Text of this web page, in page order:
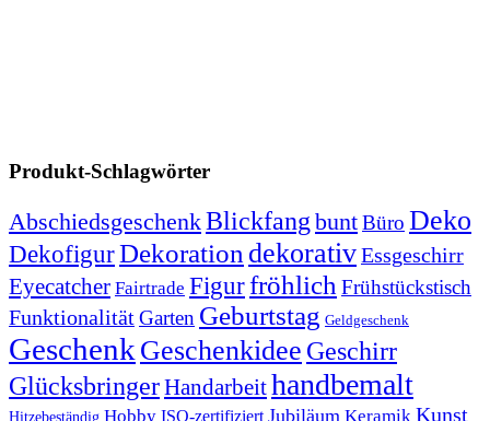
Produkt-Schlagwörter
AbschiedsgeschenkBlickfang buntBüro Deko
DekofigurDekoration dekorativEssgeschirr
Eyecatcher Fairtrade Figurfröhlich Frühstückstisch
FunktionalitätGarten Geburtstag Geldgeschenk
Geschenk Geschenkidee Geschirr
GlücksbringerHandarbeithandbemalt
Hitzebeständig Hobby ISO-zertifiziert Jubiläum Keramik Kunst